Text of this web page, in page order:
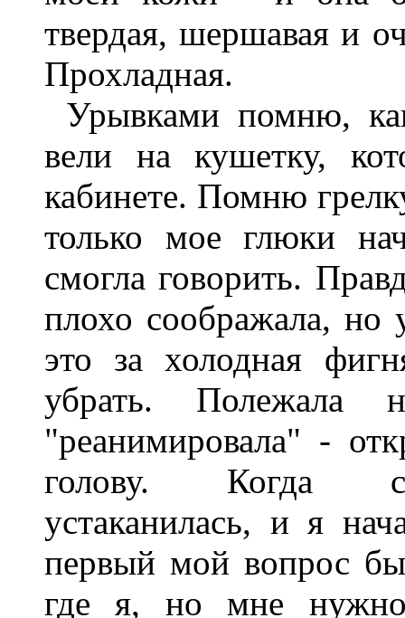
твердая, шершавая и
Прохладная.
Урывками помню,
вели на кушетку,
кабинете. Помню
только мое глюки
смогла говорить.
плохо соображала, но
это за холодная
убрать. Полежала
"реанимировала" -
голову. Когда
устаканилась, и я
первый мой вопрос
где я, но мне нужно